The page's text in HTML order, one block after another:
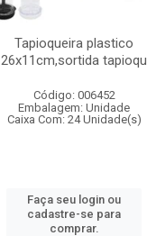
Tapioqueira plastico
26x11cm,sortida tapioqu
Código: 006452
Embalagem: Unidade
Caixa Com: 24 Unidade(s)
Faça seu login ou
cadastre-se para
comprar.